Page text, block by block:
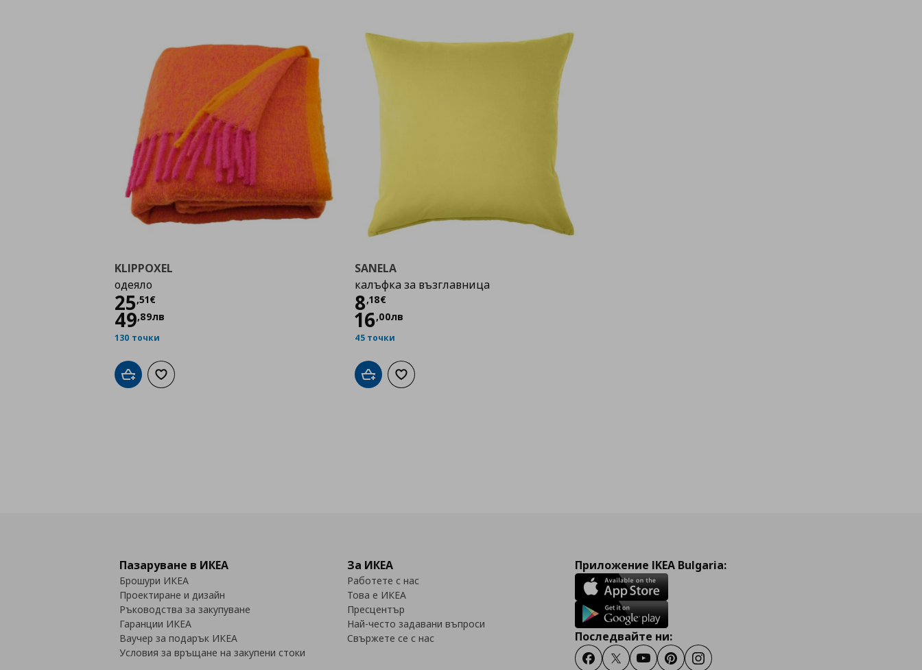
KLIPPOXEL
одеяло
25,51€
Цена
49,89лв
130 точки
Добави в кошницата
Добави към списъка с любими
SANELA
калъфка за възглавница
8,18€
Цена
16,00лв
45 точки
Добави в кошницата
Добави към списъка с любими
Пазаруване в ИКЕА
Брошури ИКЕА
Проектиране и дизайн
Ръководства за закупуване
Гаранции ИКЕА
Ваучер за подарък ИКЕА
Условия за връщане на закупени стоки
За ИКЕА
Работете с нас
Това е ИКЕА
Пресцентър
Най-често задавани въпроси
Свържете се с нас
Приложение IKEA Bulgaria:
Последвайте ни:
FacebookTwitterYoutubePinterestInstagram